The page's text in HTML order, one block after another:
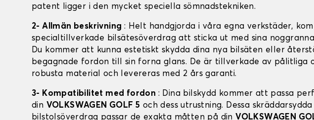
patent ligger i den mycket speciella sömnadstekniken.
2- Allmän beskrivning : Helt handgjorda i våra egna verkstäder,
specialtillverkade bilsätesöverdrag att sticka ut med sina
Du kommer att kunna estetiskt skydda dina nya bilsäten eller
begagnade fordon till sin forna glans. De är tillverkade av pålitliga
robusta material och levereras med 2 års garanti.
3- Kompatibilitet med fordon : Dina bilskydd kommer att passa
din VOLKSWAGEN GOLF 5 och dess utrustning. Dessa skräddarsydda
bilstolsöverdrag passar de exakta måtten på din VOLKSWAGEN